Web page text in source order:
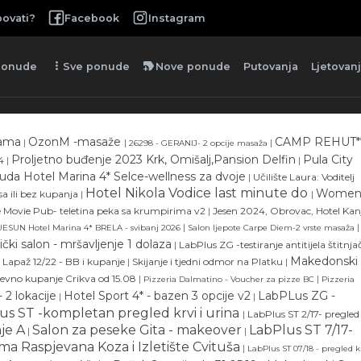
Facebook Instagram
more_vert Sve ponude new_label Nove ponude Putovanja
| OzonM -masaže | 26298 - GERANIJ- 2 opcije masaža | CAMP
| Proljetno buđenje 2023 Krk, Omišalj,Pansion Delfin | Pula City
Hotel Marina 4* Selce-wellness za dvoje | Učilište Laura: Voditelj
ili bez kupanja | Hotel Nikola Vodice last minute do |
Movie Pub- teletina peka sa krumpirima v2 | Jesen 2024, Obrovac, Hotel
Hotel Marina 4* BRELA - svibanj 2026 | Salon ljepote Carpe Diem-2 vrste masaža |
salon - mršavljenje 1 dolaza | LabPlus ZG -testiranje antitijela
12/22 - BB i kupanje | Skijanje i tjedni odmor na Platku | Makedonski
kupanje Crikva od 15.08 | Pizzeria Dalmatino - Voucher za pizze BC | Pizzeria
2 lokacije | Hotel Sport 4* - bazen 3 opcije v2 | LabPLus ZG -
ST -kompletan pregled krvi i urina | LabPlus ST 2/17-
A | Salon za peseke Gita - makeover | LabPlus ST 7/17-
Raspjevana Koza i Izletište Cvituša | LabPlus ST 07/18 - pregled